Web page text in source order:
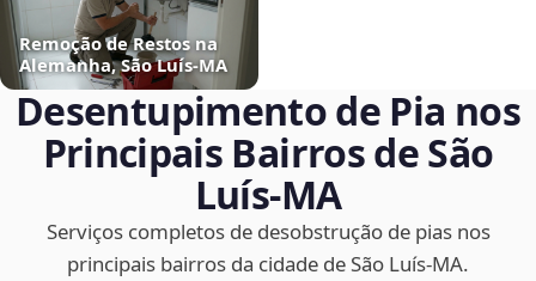
Remoção de Restos na
Alemanha, São Luís‑MA
Desentupimento de Pia nos
Principais Bairros de São
Luís‑MA
Serviços completos de desobstrução de pias nos
principais bairros da cidade de São Luís‑MA.